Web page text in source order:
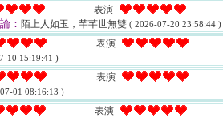
表演
： 陌上人如玉，芊芊世無雙 ( 2026-07-20 23:58:44 )
表演
10 15:19:41 )
表演
01 08:16:13 )
表演